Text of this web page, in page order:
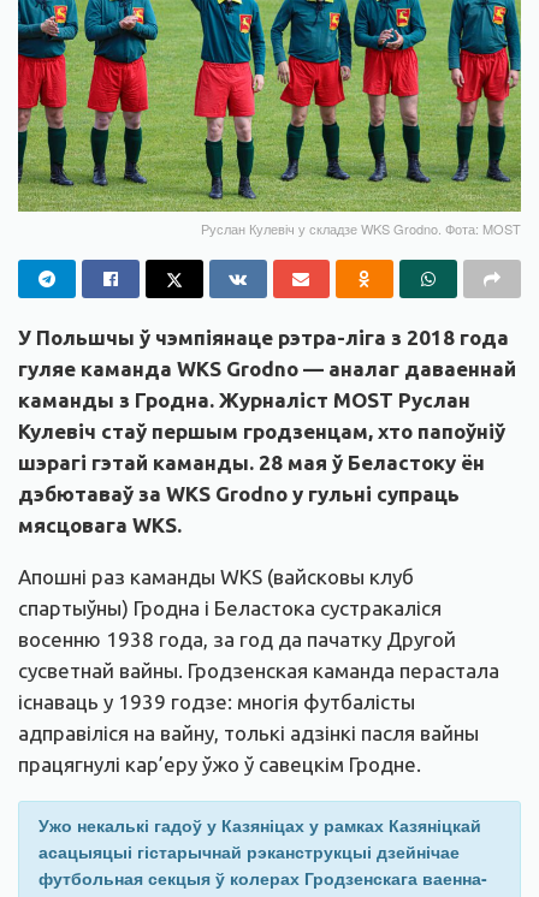
Руслан Кулевіч у складзе WKS Grodno. Фота: MOST
У Польшчы ў чэмпіянаце рэтра-ліга з 2018 года
гуляе каманда WKS Grodno — аналаг даваеннай
каманды з Гродна. Журналіст MOST Руслан
Кулевіч стаў першым гродзенцам, хто папоўніў
шэрагі гэтай каманды. 28 мая ў Беластоку ён
дэбютаваў за WKS Grodno у гульні супраць
мясцовага WKS.
Апошні раз каманды WKS (вайсковы клуб
спартыўны) Гродна і Беластока сустракаліся
восенню 1938 года, за год да пачатку Другой
сусветнай вайны. Гродзенская каманда перастала
існаваць у 1939 годзе: многія футбалісты
адправіліся на вайну, толькі адзінкі пасля вайны
працягнулі кар’еру ўжо ў савецкім Гродне.
Ужо некалькі гадоў у Казяніцах у рамках Казяніцкай
асацыяцыі гістарычнай рэканструкцыі дзейнічае
футбольная секцыя ў колерах Гродзенскага ваенна-